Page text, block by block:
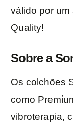
válido por um
Quality!
Sobre a
Os colchões
como
vibroterapia,